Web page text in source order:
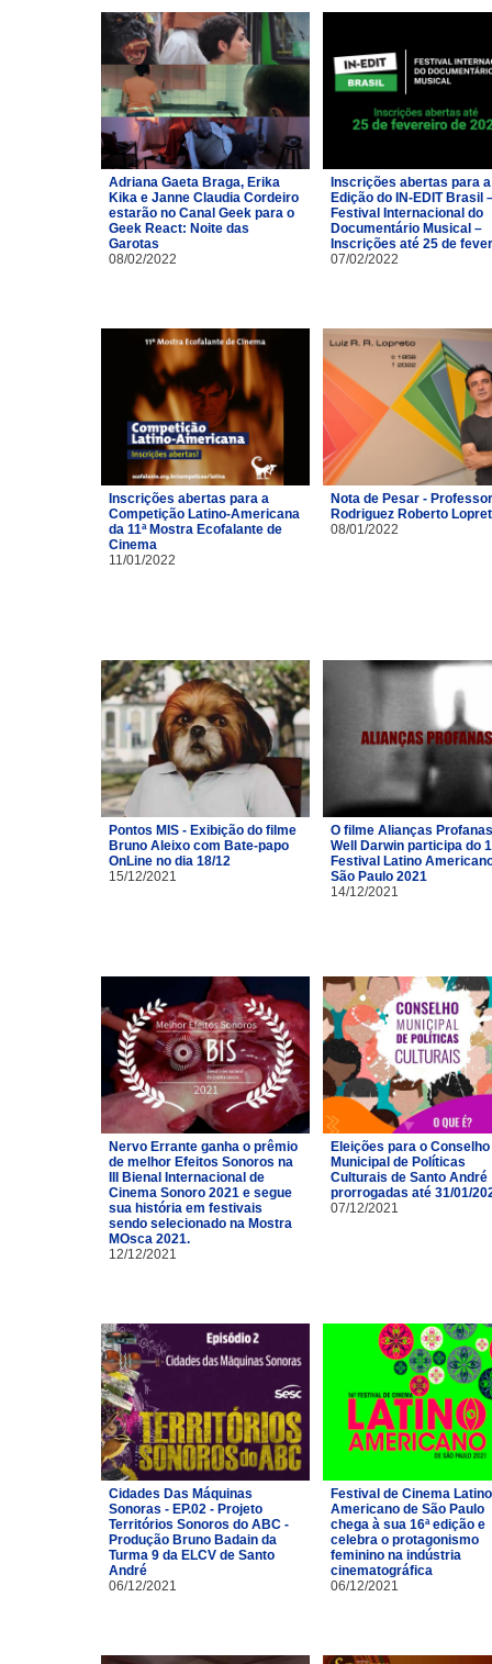
Adriana Gaeta Braga, Erika
Kika e Janne Claudia Cordeiro
estarão no Canal Geek para o
Geek React: Noite das
Garotas
08/02/2022
Inscrições abertas para a
Edição do IN-EDIT Brasil
Festival Internacional do
Documentário Musical –
Inscrições até 25 de
07/02/2022
Inscrições abertas para a
Competição Latino-Americana
da 11ª Mostra Ecofalante de
Cinema
11/01/2022
Nota de Pesar -
Rodriguez Roberto
08/01/2022
Pontos MIS - Exibição do filme
Bruno Aleixo com Bate-papo
OnLine no dia 18/12
15/12/2021
O filme Alianças
Well Darwin participa do
Festival Latino
São Paulo 2021
14/12/2021
Nervo Errante ganha o prêmio
de melhor Efeitos Sonoros na
III Bienal Internacional de
Cinema Sonoro 2021 e segue
sua história em festivais
sendo selecionado na Mostra
MOsca 2021.
12/12/2021
Eleições para o Conselho
Municipal de Políticas
Culturais de Santo André
prorrogadas até 31/01/
07/12/2021
Cidades Das Máquinas
Sonoras - EP.02 - Projeto
Territórios Sonoros do ABC -
Produção Bruno Badain da
Turma 9 da ELCV de Santo
André
06/12/2021
Festival de Cinema
Americano de São Paulo
chega à sua 16ª edição e
celebra o protagonismo
feminino na indústria
cinematográfica
06/12/2021